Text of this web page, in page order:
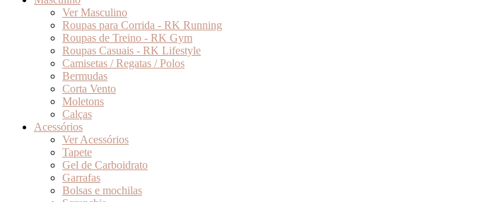
Ver Masculino
Roupas para Corrida - RK Running
Roupas de Treino - RK Gym
Roupas Casuais - RK Lifestyle
Camisetas / Regatas / Polos
Bermudas
Corta Vento
Moletons
Calças
Acessórios
Ver Acessórios
Tapete
Gel de Carboidrato
Garrafas
Bolsas e mochilas